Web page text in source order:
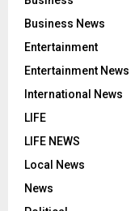
Business News
Entertainment
Entertainment News
International News
LIFE
LIFE NEWS
Local News
News